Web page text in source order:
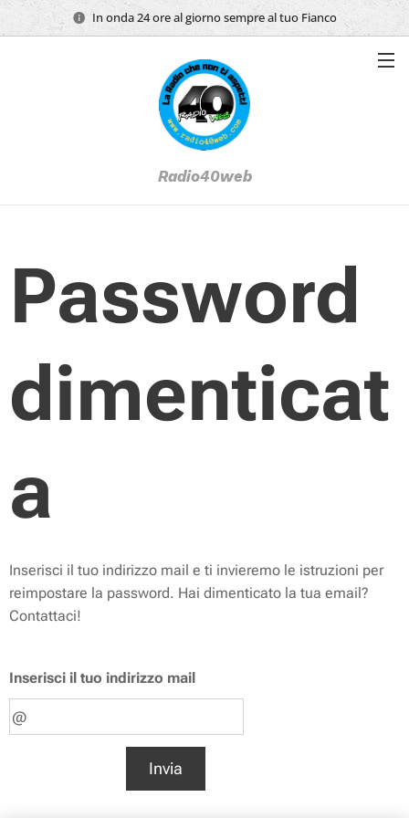
In onda 24 ore al giorno sempre al tuo Fianco
Radio40web
Password
dimenticat
a
Inserisci il tuo indirizzo mail e ti invieremo le istruzioni per
reimpostare la password. Hai dimenticato la tua email?
Contattaci!
Inserisci il tuo indirizzo mail
Invia